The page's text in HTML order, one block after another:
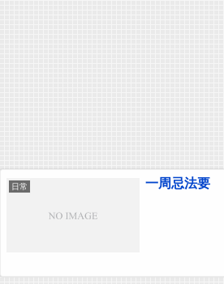
日常 一周忌法要